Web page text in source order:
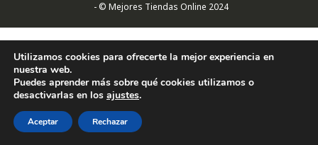
- © Mejores Tiendas Online 2024
Utilizamos cookies para ofrecerte la mejor experiencia en
nuestra web.
Puedes aprender más sobre qué cookies utilizamos o
desactivarlas en los ajustes.
Aceptar Rechazar